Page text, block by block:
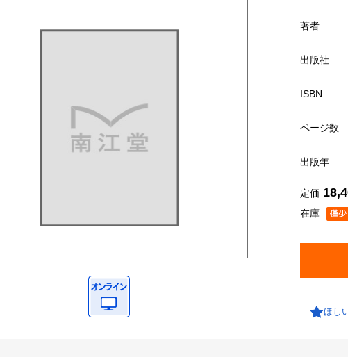
著者
出版社
ISBN
ページ数
出版年
在庫
定価
ほし